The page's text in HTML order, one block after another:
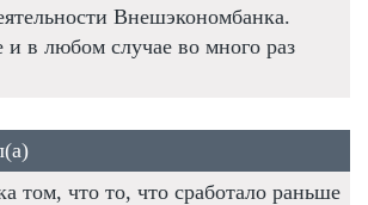
Внешэкономбанка.
в любом случае во много раз
том, что то, что сработало раньше